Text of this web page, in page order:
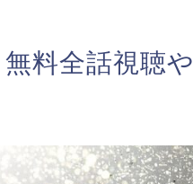
料全話視聴や